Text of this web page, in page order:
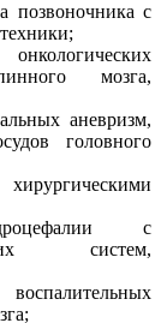
позвоночника с
мозга,
аневризм,
головного
с
систем,